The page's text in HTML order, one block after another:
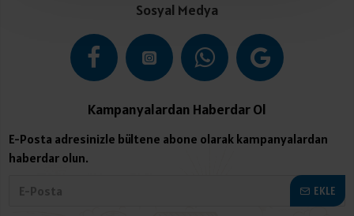
Sosyal Medya
Kampanyalardan Haberdar Ol
E-Posta adresinizle bültene abone olarak kampanyalardan
haberdar olun.
EKLE